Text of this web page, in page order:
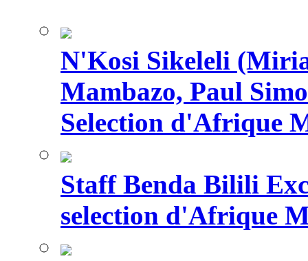
N'Kosi Sikeleli
Mambazo, Paul
Selection d'Afrique
Staff Benda Bilili
selection d'Afrique